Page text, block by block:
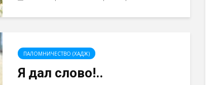
ПАЛОМНИЧЕСТВО (ХАДЖ)
Я дал слово!..